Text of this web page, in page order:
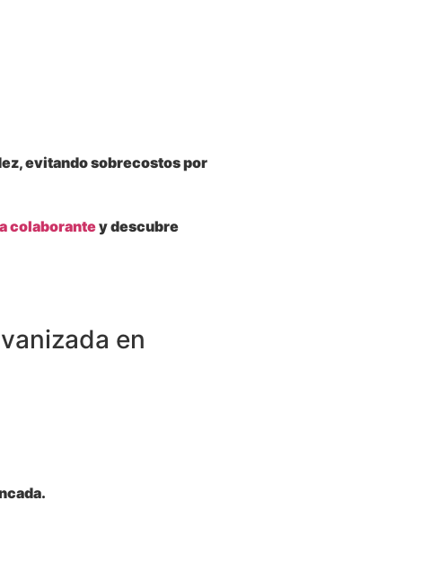
evitando sobrecostos por
colaborantey descubre
en